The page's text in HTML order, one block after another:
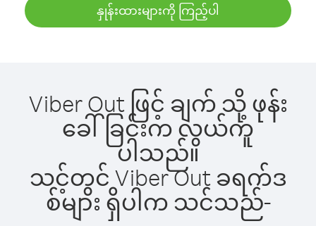
နှုန်းထားများကို ကြည့်ပါ
Viber Out ဖြင့် ချက် သို့ ဖုန်း
ခေါ်ခြင်းက လွယ်ကူ
ပါသည်။
သင့်တွင် Viber Out ခရက်ဒ
စ်များ ရှိပါက သင်သည်-